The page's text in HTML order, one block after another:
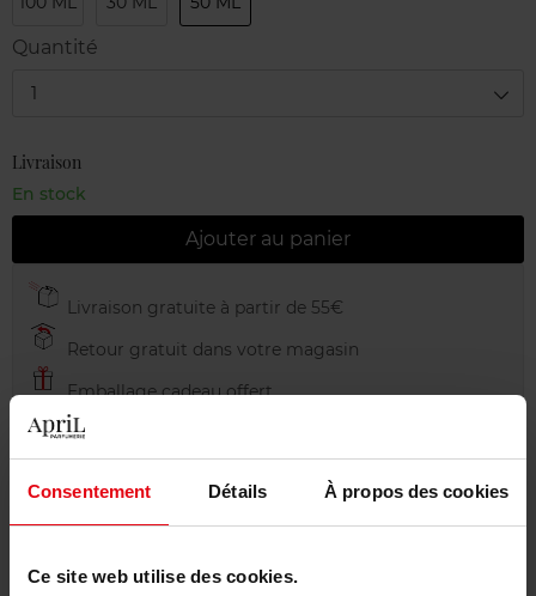
Consentement Détails À propos des cookies
Ce site web utilise des cookies.
Quantité
1
Livraison
En stock
Ajouter au panier
Livraison gratuite à partir de 55€
Retour gratuit dans votre magasin
Emballage cadeau offert
Description